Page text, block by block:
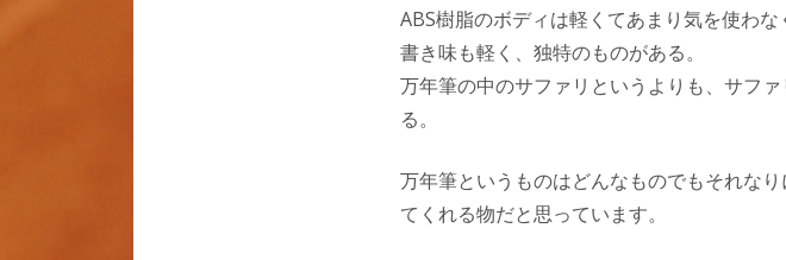
ABS樹脂のボディは軽くてあまり気を使わな
書き味も軽く、独特のものがある。
万年筆の中のサファリというよりも、サフ
る。
万年筆というものはどんなものでもそれな
てくれる物だと思っています。